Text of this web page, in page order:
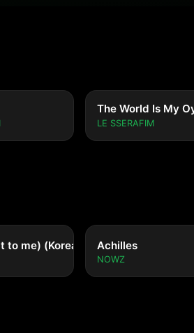
LE SSERAFIM
to me) (Korean ver.)Achilles
NOWZ